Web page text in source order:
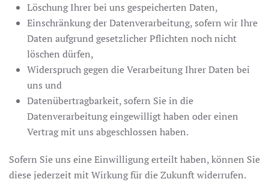
Löschung Ihrer bei uns gespeicherten Daten,
Einschränkung der Datenverarbeitung, sofern wir Ihre
Daten aufgrund gesetzlicher Pflichten noch nicht
löschen dürfen,
Widerspruch gegen die Verarbeitung Ihrer Daten bei
uns und
Datenübertragbarkeit, sofern Sie in die
Datenverarbeitung eingewilligt haben oder einen
Vertrag mit uns abgeschlossen haben.
Sofern Sie uns eine Einwilligung erteilt haben, können Sie
diese jederzeit mit Wirkung für die Zukunft widerrufen.